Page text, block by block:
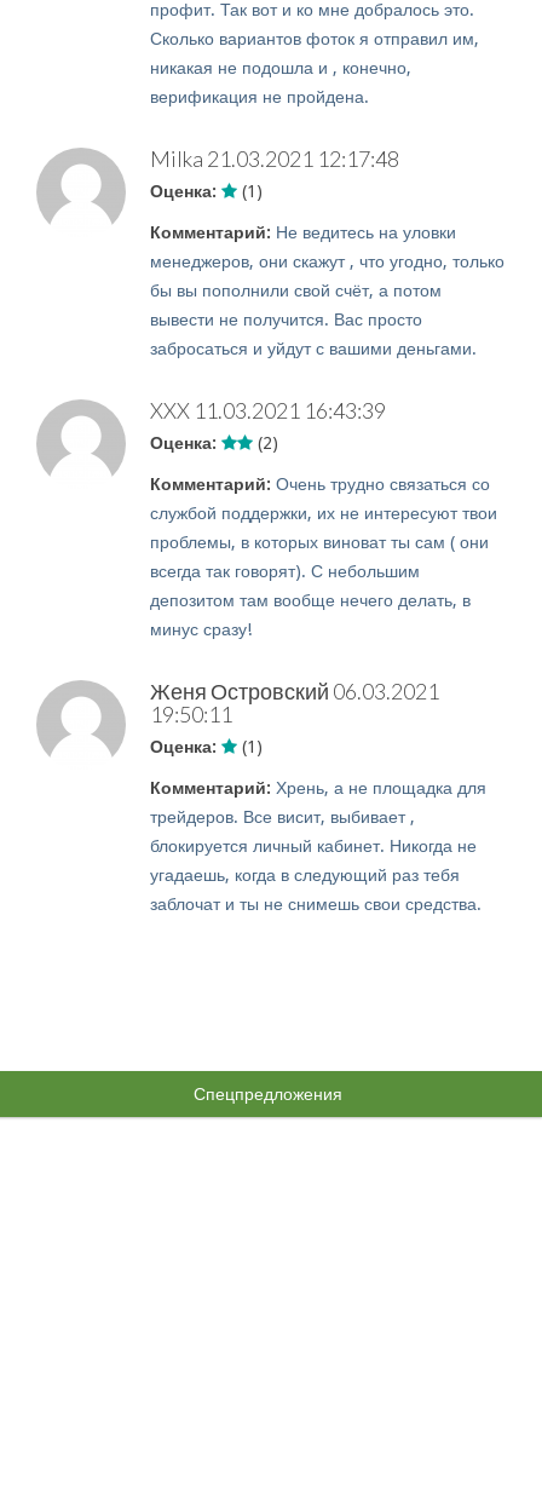
профит. Так вот и ко мне добралось это.
Сколько вариантов фоток я отправил им,
никакая не подошла и , конечно,
верификация не пройдена.
Milka 21.03.2021 12:17:48
Оценка: (1)
Комментарий: Не ведитесь на уловки
менеджеров, они скажут , что угодно, только
бы вы пополнили свой счёт, а потом
вывести не получится. Вас просто
забросаться и уйдут с вашими деньгами.
XXX 11.03.2021 16:43:39
Оценка: (2)
Комментарий: Очень трудно связаться со
службой поддержки, их не интересуют твои
проблемы, в которых виноват ты сам ( они
всегда так говорят). С небольшим
депозитом там вообще нечего делать, в
минус сразу!
Женя Островский 06.03.2021
19:50:11
Оценка: (1)
Комментарий: Хрень, а не площадка для
трейдеров. Все висит, выбивает ,
блокируется личный кабинет. Никогда не
угадаешь, когда в следующий раз тебя
заблочат и ты не снимешь свои средства.
Спецпредложения